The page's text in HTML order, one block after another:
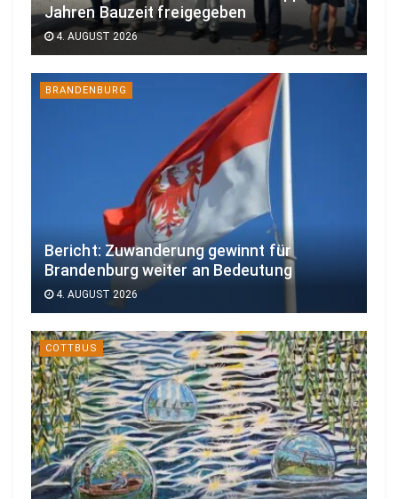
Jahren Bauzeit freigegeben
4. AUGUST 2026
BRANDENBURG
Bericht: Zuwanderung gewinnt für
Brandenburg weiter an Bedeutung
4. AUGUST 2026
COTTBUS